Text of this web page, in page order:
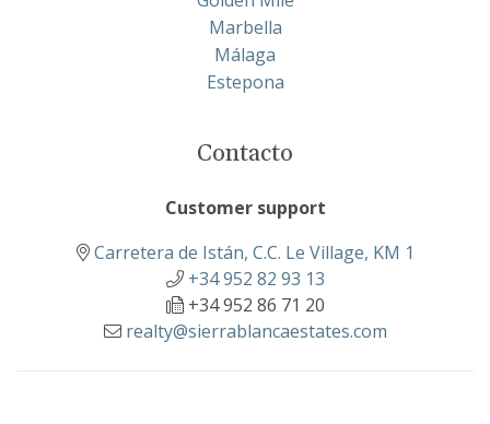
Marbella
Málaga
Estepona
Contacto
Customer support
Carretera de Istán, C.C. Le Village, KM 1
+34 952 82 93 13
+34 952 86 71 20
realty@sierrablancaestates.com